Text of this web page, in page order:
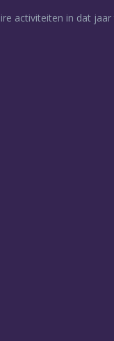
activiteiten in dat jaar